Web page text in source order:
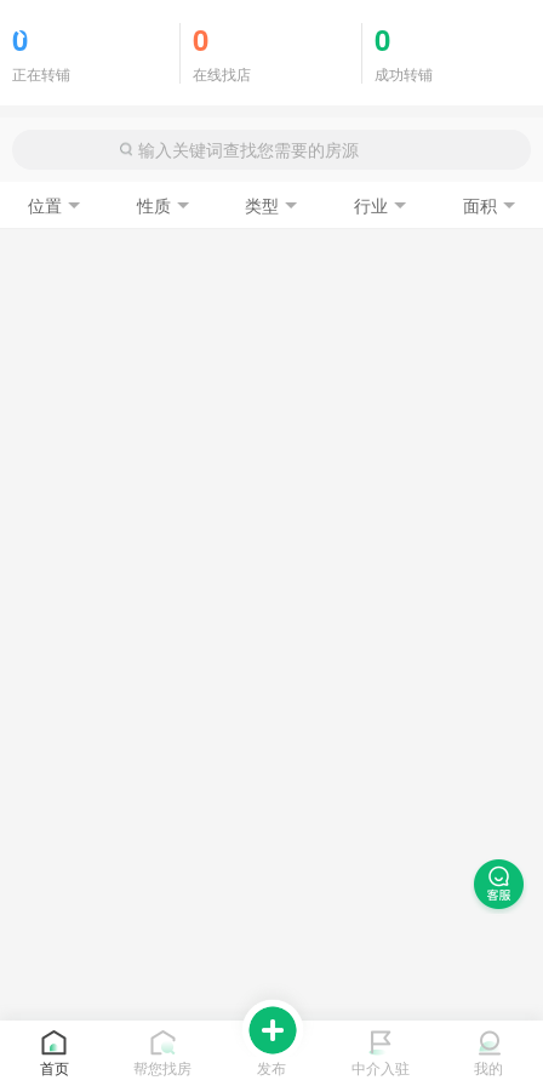
0
正在转铺
0
在线找店
0
成功转铺
位置 性质 类型 行业 面积
首页 帮您找房 发布 中介入驻 我的